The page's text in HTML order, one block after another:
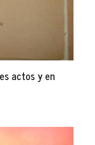
actos y en